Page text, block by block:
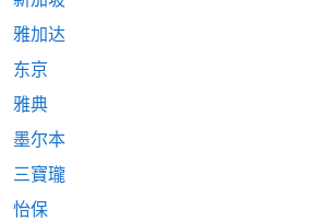
雅加达
东京
雅典
墨尔本
三寶瓏
怡保